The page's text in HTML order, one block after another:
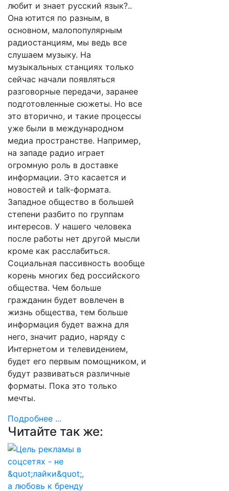
любит и знает русский язык?..
Она ютится по разным, в
основном, малопопулярным
радиостанциям, мы ведь все
слушаем музыку. На
музыкальных станциях только
сейчас начали появляться
разговорные передачи, заранее
подготовленные сюжеты. Но все
это вторично, и такие процессы
уже были в международном
медиа пространстве. Например,
на западе радио играет
огромную роль в доставке
информации. Это касается и
новостей и talk-формата.
Западное общество в большей
степени разбито по группам
интересов. У нашего человека
после работы нет другой мысли
кроме как расслабиться.
Социальная пассивность вообще
корень многих бед российского
общества. Чем больше
гражданин будет вовлечен в
жизнь общества, тем больше
информация будет важна для
него, значит радио, наряду с
Интернетом и телевидением,
будет его первым помощником, и
будут развиваться различные
форматы. Пока это только
мечты.
Подробнее ...
Читайте так же: